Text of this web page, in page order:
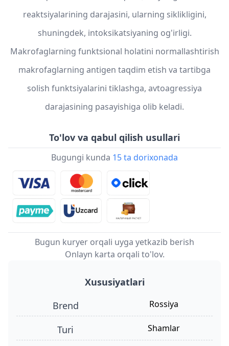
reaktsiyalarining darajasini, ularning siklikligini,
shuningdek, intoksikatsiyaning og'irligi.
Makrofaglarning funktsional holatini normallashtirish
makrofaglarning antigen taqdim etish va tartibga
solish funktsiyalarini tiklashga, avtoagressiya
darajasining pasayishiga olib keladi.
To'lov va qabul qilish usullari
Bugungi kunda 15 ta dorixonada
Bugun kuryer orqali uyga yetkazib berish
Onlayn karta orqali to'lov.
Xususiyatlari
Brend
Rossiya
turi shamlar